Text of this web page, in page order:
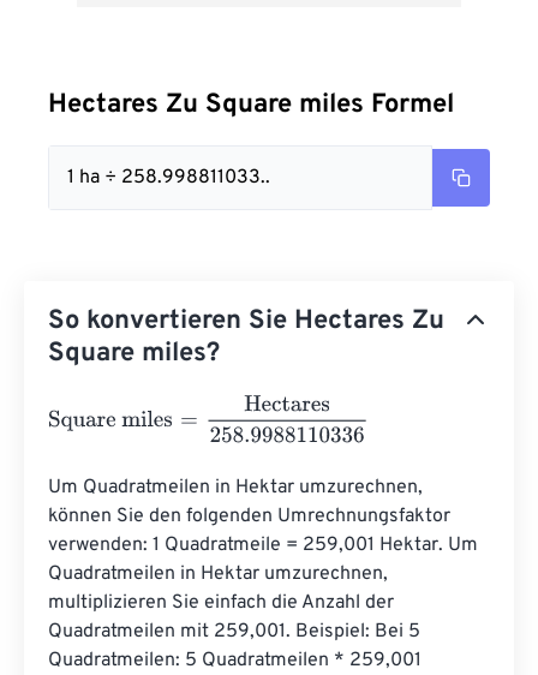
Hectares Zu Square miles Formel
1 ha ÷ 258.998811033..
So konvertieren Sie Hectares Zu
Square miles?
Square miles Hectares258.9988110336
Um Quadratmeilen in Hektar umzurechnen,
können Sie den folgenden Umrechnungsfaktor
verwenden: 1 Quadratmeile = 259,001 Hektar. Um
Quadratmeilen in Hektar umzurechnen,
multiplizieren Sie einfach die Anzahl der
Quadratmeilen mit 259,001. Beispiel: Bei 5
Quadratmeilen: 5 Quadratmeilen * 259,001